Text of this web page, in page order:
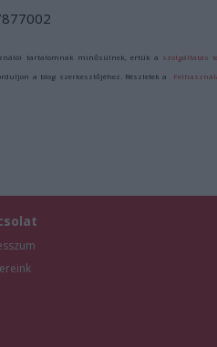
tartalomnak minősülnek, értük a szolgáltatás
a blog szerkesztőjéhez. Részletek a